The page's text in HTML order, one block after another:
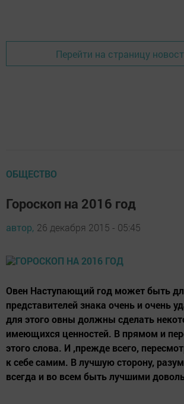
Перейти на страницу
ОБЩЕСТВО
Гороскоп на 2016 год
автор, 26 декабря 2015 - 05:45
Овен Наступающий год может быть
представителей знака очень и очень
для этого овны должны сделать
имеющихся ценностей. В прямом и
этого слова. И ,прежде всего,
к себе самим. В лучшую сторону,
всегда и во всем быть лучшими